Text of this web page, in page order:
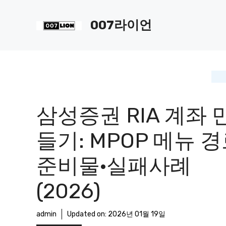
007라이언
삼성증권 RIA 계좌
들기: MPOP 메뉴 경
준비물·실패사례
(2026)
admin Updated on: 2026년 01월 19일